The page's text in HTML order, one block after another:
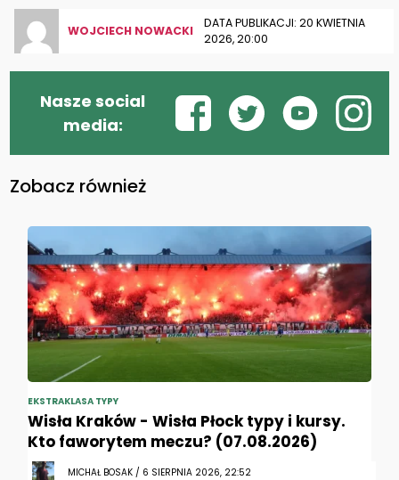
WOJCIECH NOWACKI
DATA PUBLIKACJI: 20 KWIETNIA
2026, 20:00
Nasze social
media:
Zobacz również
EKSTRAKLASA TYPY
Wisła Kraków - Wisła Płock typy i kursy.
Kto faworytem meczu? (07.08.2026)
MICHAŁ BOSAK / 6 SIERPNIA 2026, 22:52